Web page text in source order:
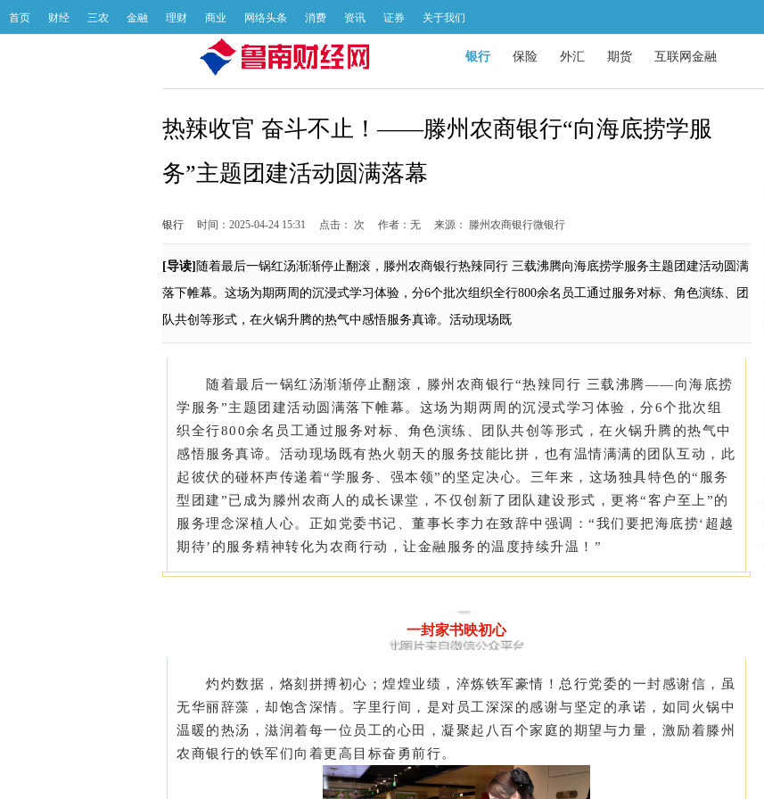
首页 财经 三农 金融 理财 商业 网络头条 消费 资讯 证券 关于我们
银行 保险 外汇 期货 互联网金融
热辣收官 奋斗不止！——滕州农商银行“向海底捞学服
务”主题团建活动圆满落幕
银行 时间：2025-04-24 15:31 点击： 次 作者：无 来源： 滕州农商银行微银行
[导读] 随着最后一锅红汤渐渐停止翻滚，滕州农商银行热辣同行 三载沸腾向海底捞学服务主题团建活动圆满
落下帷幕。这场为期两周的沉浸式学习体验，分6个批次组织全行800余名员工通过服务对标、角色演练、团
队共创等形式，在火锅升腾的热气中感悟服务真谛。活动现场既
随着最后一锅红汤渐渐停止翻滚，滕州农商银行“热辣同行 三载沸腾——向海底捞
学服务”主题团建活动圆满落下帷幕。这场为期两周的沉浸式学习体验，分6个批次组
织全行800余名员工通过服务对标、角色演练、团队共创等形式，在火锅升腾的热气中
感悟服务真谛。活动现场既有热火朝天的服务技能比拼，也有温情满满的团队互动，此
起彼伏的碰杯声传递着“学服务、强本领”的坚定决心。三年来，这场独具特色的“服务
型团建”已成为滕州农商人的成长课堂，不仅创新了团队建设形式，更将“客户至上”的
服务理念深植人心。正如党委书记、董事长李力 在致辞中强调：“我们要把海底捞‘超越
期待’的服务精神转化为农商行动，让金融服务的温度持续升温！”
一封家书映初心
灼灼数据，烙刻拼搏初心；煌煌业绩，淬炼铁军豪情！总行党委的一封感谢信，虽
无华丽辞藻，却饱含深情。字里行间，是对员工深深的感谢与坚定的承诺，如同火锅中
温暖的热汤，滋润着每一位员工的心田，凝聚起八百个家庭的期望与力量，激励着滕州
农商银行的铁军们向着更高目标奋勇前行。